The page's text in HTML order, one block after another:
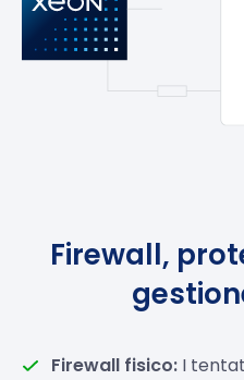
Firewall,
Firewall fisico: I